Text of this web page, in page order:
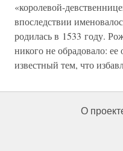
«королевой-
впоследствии
родилась в 1533 году.
никого не обрадовало:
известный тем, что
О